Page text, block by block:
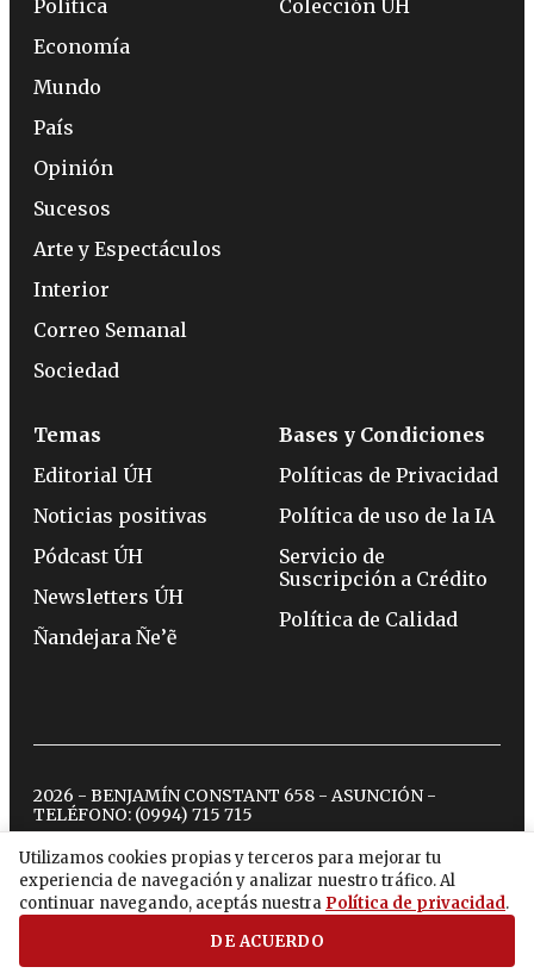
Utilizamos cookies propias y terceros para mejorar tu
experiencia de navegación y analizar nuestro tráfico. Al
continuar navegando, aceptás nuestra Política de privacidad.
DE ACUERDO
Política
Economía
Mundo
País
Opinión
Sucesos
Arte y Espectáculos
Interior
Correo Semanal
Sociedad
Colección ÚH
Temas
Editorial ÚH
Noticias positivas
Pódcast ÚH
Newsletters ÚH
Ñandejara Ñe’ẽ
Bases y Condiciones
Políticas de Privacidad
Política de uso de la IA
Servicio de
Suscripción a Crédito
Política de Calidad
2026 - BENJAMÍN CONSTANT 658 - ASUNCIÓN -
TELÉFONO: (0994) 715 715
twitterinstagram
facebook
tiktokyoutubespotify